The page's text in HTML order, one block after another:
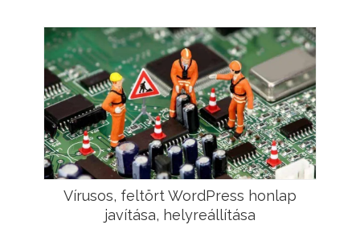
Vírusos, feltört WordPress honlap
javítása, helyreállítása